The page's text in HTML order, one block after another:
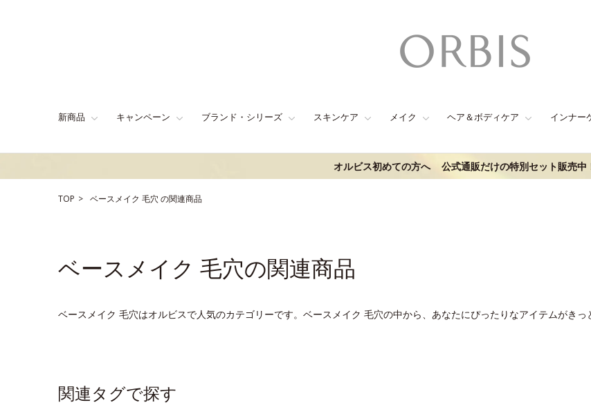
新商品 キャンペーン ブランド・シリーズ スキンケア メイク ヘア＆ボディケア インナー
オルビス初めての方へ 公式通販だけの特別セット販売中
TOP ベースメイク 毛穴 の関連商品
ベースメイク 毛穴の関連商品
ベースメイク 毛穴はオルビスで人気のカテゴリーです。ベースメイク 毛穴の中から、あなたにぴったりなアイテムがきっ
関連タグで探す